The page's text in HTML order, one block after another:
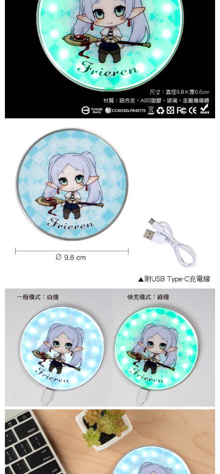
NT$1,300 atau lebih
(不開放使用，請勿選取）
NT$9,999/pesanan
7-11取貨付款
NT$65/pesanan | Penghantaran percuma untuk pesanan
NT$1,300 atau lebih
NT$65/pesanan | Penghantaran percuma untuk pesanan
宅配-木棉花樂園專用
NT$100/pesanan | Penghantaran percuma untuk pesanan
NT$1,300 atau lebih
宅配-離島(澎湖/金門/馬祖)-木棉花樂園專用
NT$220/pesanan
黑貓宅配-貨到付款
NT$150/pesanan